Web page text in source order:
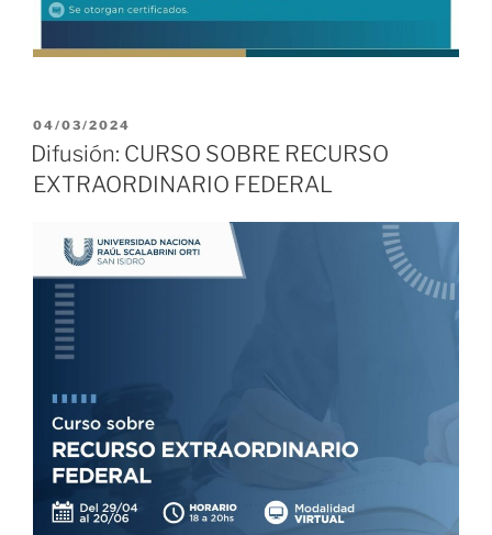
PUBLICADO
EL
04/03/2024
Difusión: CURSO SOBRE RECURSO
EXTRAORDINARIO FEDERAL